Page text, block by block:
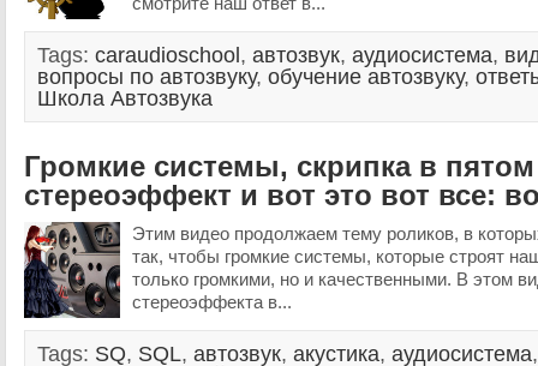
Tags: caraudioschool , автозвук, аудиосистема,
вопросы по автозвуку, обучение автозвуку,
Школа Автозвука
Громкие системы, скрипка в
стереоэффект и вот это вот все:
Этим видео продолжаем тему роликов, в
так, чтобы громкие системы, которые строят
только громкими, но и качественными. В этом
стереоэффекта в...
Tags: SQ, SQL, автозвук, акустика, аудиосистема